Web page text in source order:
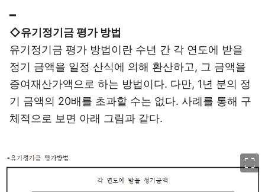
━
◇유기정기금 평가 방법
유기정기금 평가 방법이란 수년 간 각 연도에 받을
정기 금액을 일정 산식에 의해 환산하고, 그 금액을
증여재산가액으로 하는 방법이다. 다만, 1년 분의 정
기 금액의 20배를 초과할 수는 없다. 사례를 통해 구
체적으로 보면 아래 그림과 같다.